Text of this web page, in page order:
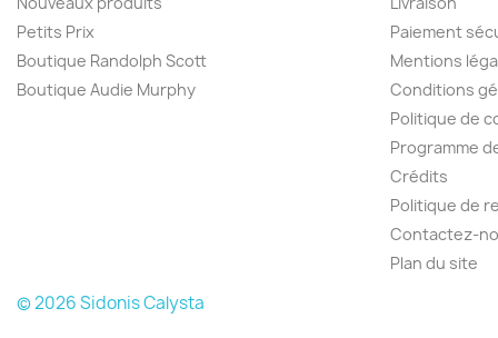
Petits Prix
Boutique Randolph Scott
Boutique Audie Murphy
Paiement
Mentions
Conditions
Politique de
Programme
Crédits
Politique de
Contactez-
Plan du site
© 2026 Sidonis Calysta